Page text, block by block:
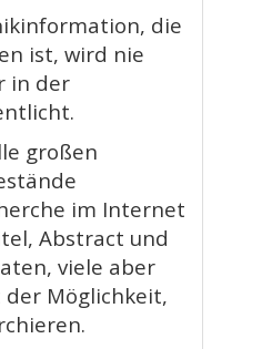
die
ist, wird nie
in der
großen
im Internet
Abstract und
viele aber
der Möglichkeit,